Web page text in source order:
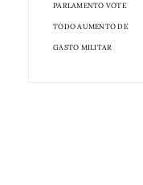
PARLAMENTO VOTE
TODO AUMENTO DE
GASTO MILITAR